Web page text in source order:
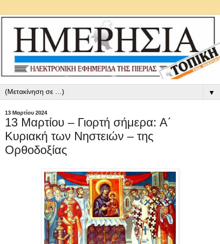
▼
13 Μαρτίου 2024
13 Μαρτίου – Γιορτή σήμερα: Α΄
Κυριακή των Νηστειών – της
Ορθοδοξίας